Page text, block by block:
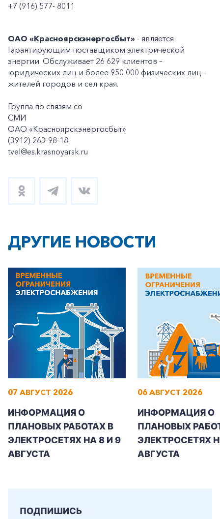
Корпоративным клиентам
+7 (916) 577- 8011
ОАО «Красноярскэнергосбыт» - является
Гарантирующим поставщиком электрической
энергии. Обслуживает 26 629 клиентов –
юридических лиц и более 950 000 физических лиц –
жителей городов и сел края.
Группа по связям со
СМИ
ОАО «Красноярскэнергосбыт»
(3912) 263-98-18
tvel@es.krasnoyarsk.ru
ДРУГИЕ НОВОСТИ
07 АВГУСТ 2026
ИНФОРМАЦИЯ О
ПЛАНОВЫХ РАБОТАХ В
ЭЛЕКТРОСЕТЯХ НА 8 И 9
АВГУСТА
06 АВГУСТ 2026
ИНФОРМАЦИЯ О
ПЛАНОВЫХ
ЭЛЕКТРОСЕТЯХ
АВГУСТА
ПОДПИШИСЬ